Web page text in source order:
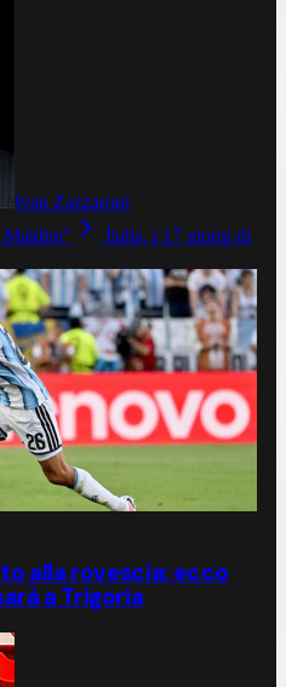
Ivan Zazzaroni
Maldini"
Italia, i 17 giorni di
alla rovescia: ecco
a Trigoria